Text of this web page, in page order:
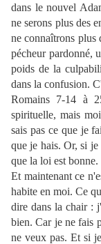
dans le nouvel
ne serons plus des
ne connaîtrons plus
pécheur pardonné,
poids de la
dans la confusion.
Romains 7-14 à
spirituelle, mais
sais pas ce que je
que je hais. Or, si
que la loi est bonne.
Et maintenant ce
habite en moi. Ce
dire dans la chair :
bien. Car je ne fais
ne veux pas. Et si